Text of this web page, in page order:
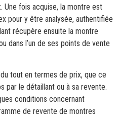
Une fois acquise, la montre est
pour y être analysée, authentifiée
récupère ensuite la montre
dans l’un de ses points de vente
tout en termes de prix, que ce
par le détaillant ou à sa revente.
conditions concernant
de revente de montres